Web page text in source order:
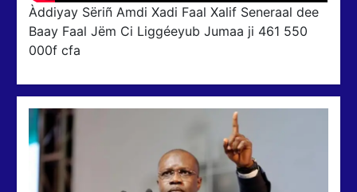
Àddiyay Sëriñ Amdi Xadi Faal Xalif Seneraal dee
Baay Faal Jëm Ci Liggéeyub Jumaa ji 461 550
000f cfa